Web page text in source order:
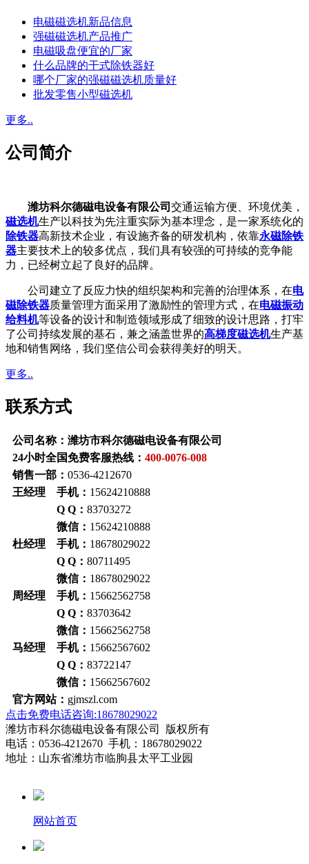
电磁磁选机新品信息
强磁磁选机产品推广
电磁吸盘便宜的厂家
什么品牌的干式除铁器好
哪个厂家的强磁磁选机质量好
批发零售小型磁选机
更多..
公司简介
潍坊科尔德磁电设备有限公司 交通运输方便、环境优美，
磁选机生产以科技为先注重实际为基本理念，是一家系统化的
除铁器高新技术企业，有设施齐备的研发机构，依靠永磁除铁
器主要技术上的较多优点，我们具有较强的可持续的竞争能
力，已经树立起了良好的品牌。
公司建立了反应力快的组织架构和完善的治理体系，在电
磁除铁器质量管理方面采用了激励性的管理方式，在电磁振动
给料机等设备的设计和制造领域形成了细致的设计思路，打牢
了公司持续发展的基石，兼之涵盖世界的高梯度磁选机生产基
地和销售网络，我们坚信公司会获得美好的明天。
更多..
联系方式
公司名称：潍坊市科尔德磁电设备有限公司
24小时全国免费客服热线： 400-0076-008
销售一部： 0536-4212670
王经理 手机： 15624210888
Q Q： 83703272
微信： 15624210888
杜经理 手机： 18678029022
Q Q： 80711495
微信： 18678029022
周经理 手机： 15662562758
Q Q： 83703642
微信： 15662562758
马经理 手机： 15662567602
Q Q： 83722147
微信： 15662567602
官方网站： gjmszl.com
点击免费电话咨询:18678029022
潍坊市科尔德磁电设备有限公司 版权所有
电话：0536-4212670 手机：18678029022
地址：山东省潍坊市临朐县太平工业园
网站首页